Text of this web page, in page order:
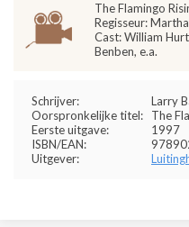
The Flamingo
Regisseur:
Cast: William
Benben, e.a.
Schrijver:
Larry
Oorspronkelijke titel:
The
Eerste uitgave:
1997
ISBN/EAN:
Uitgever: